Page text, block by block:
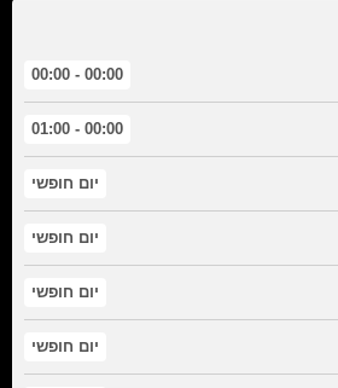
00:00 - 00:00
00:00 - 01:00
יום חופשי
יום חופשי
יום חופשי
יום חופשי